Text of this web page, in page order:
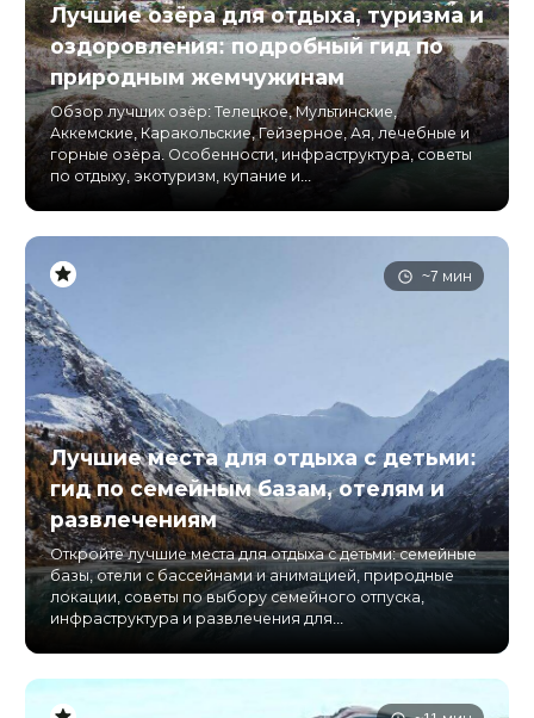
Лучшие озёра для отдыха, туризма и
оздоровления: подробный гид по
природным жемчужинам
Обзор лучших озёр: Телецкое, Мультинские,
Аккемские, Каракольские, Гейзерное, Ая, лечебные и
горные озёра. Особенности, инфраструктура, советы
по отдыху, экотуризм, купание и...
~7 мин
Лучшие места для отдыха с детьми:
гид по семейным базам, отелям и
развлечениям
Откройте лучшие места для отдыха с детьми: семейные
базы, отели с бассейнами и анимацией, природные
локации, советы по выбору семейного отпуска,
инфраструктура и развлечения для...